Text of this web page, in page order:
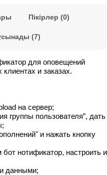
Пікірлер (0)
(7)
для оповещений
и заказах.
на сервер;
группы пользователя”, дать
и нажать кнопку
нотификатор, настроить и
данными;